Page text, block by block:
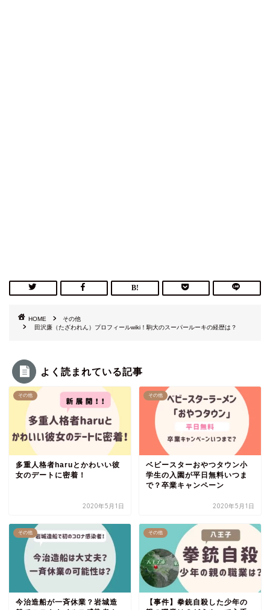
HOME
その他
田沢廉（たざわれん）プロフィールwiki！駒大のスーパールーキの経歴は？
よく読まれている記事
その他
多重人格者haruとかわいい彼
女のデートに密着！
2020年5月1日
その他
ベビースターおやつタウン小
学生の入園が平日無料いつま
で？卒業キャンペーン
2020年5月1日
その他
今治造船が一斉休業？岩城造
その他
【事件】拳銃自殺した少年の